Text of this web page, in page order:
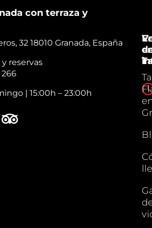
con terraza y
32 18010 Granada, España
reservas
266
| 15:00h – 23:00h